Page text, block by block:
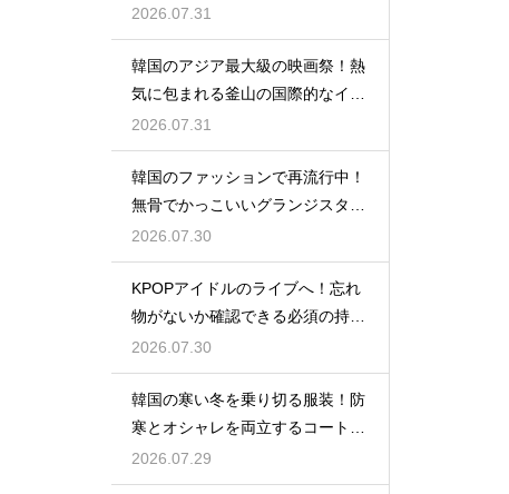
い使い分け
2026.07.31
韓国のアジア最大級の映画祭！熱
気に包まれる釜山の国際的なイベ
ント
2026.07.31
韓国のファッションで再流行中！
無骨でかっこいいグランジスタイ
ルの特徴
2026.07.30
KPOPアイドルのライブへ！忘れ
物がないか確認できる必須の持ち
物リスト
2026.07.30
韓国の寒い冬を乗り切る服装！防
寒とオシャレを両立するコートの
種類
2026.07.29